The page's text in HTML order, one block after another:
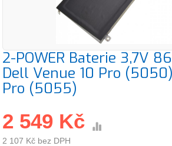
2-POWER Baterie 3,7V
Dell Venue 10 Pro
Pro (5055)
2 549 Kč
2 107 Kč bez DPH